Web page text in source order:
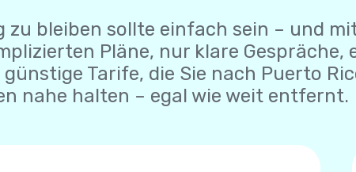
zu bleiben sollte einfach sein – und
Pläne, nur klare Gespräche,
Tarife, die Sie nach Puerto
nahe halten – egal wie weit entfernt.